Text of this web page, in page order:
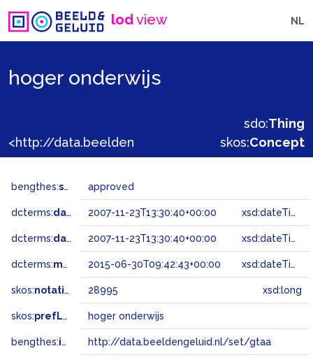
lodview NL
hoger onderwijs
sdo:Thing
skos:Concept
bengthes:status approved
dcterms:dateAccepted 2007-11-23T13:30:40+00:00 xsd:dateTime
dcterms:dateSubmitted 2007-11-23T13:30:40+00:00 xsd:dateTime
dcterms:modified 2015-06-30T09:42:43+00:00 xsd:dateTime
skos:notation 28995 xsd:long
skos:prefLabel hoger onderwijs
bengthes:inSet http://data.beeldengeluid.nl/set/gtaa